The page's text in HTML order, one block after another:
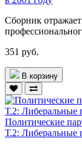
Сборник
351 руб.
В корзину
Политические
Т.2: Либеральные